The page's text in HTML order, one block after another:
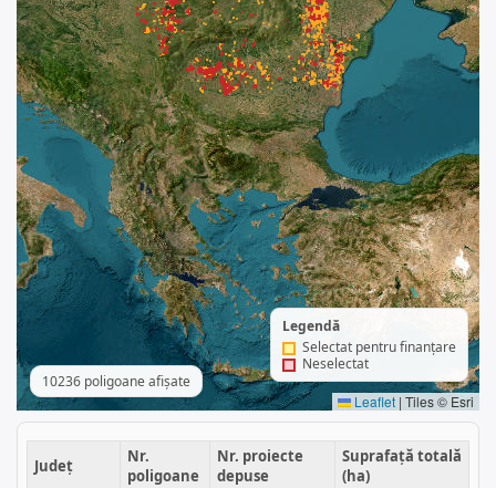
Legendă
Selectat pentru finanțare
Neselectat
Leaflet | Tiles © Esri
10236 poligoane afișate
Județ
Nr.
poligoane
Nr. proiecte
depuse
Suprafață totală
(ha)